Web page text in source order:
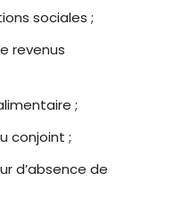
sociales ;
revenus
;
conjoint ;
d’absence de